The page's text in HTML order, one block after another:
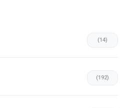
(14)
(192)